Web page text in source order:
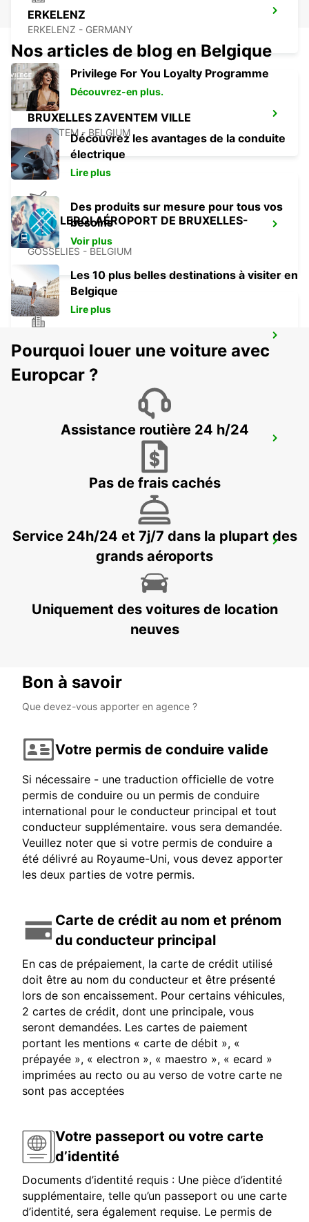
ERKELENZ
ERKELENZ - GERMANY
BRUXELLES ZAVENTEM VILLE
ZAVENTEM - BELGIUM
CHARLEROI AÉROPORT DE BRUXELLES-
SUD
GOSSELIES - BELGIUM
JUMET - BELGIUM
BRUXELLES AÉROPORT DE ZAVENTEM
KERPEN SINDORF
KERPEN SINDORF - GERMANY
Nos articles de blog en Belgique
Privilege For You Loyalty Programme
Découvrez-en plus.
Découvrez les avantages de la conduite
électrique
Lire plus
Des produits sur mesure pour tous vos
besoins
Voir plus
Les 10 plus belles destinations à visiter en
Belgique
Lire plus
Pourquoi louer une voiture avec
Europcar ?
Assistance routière 24 h/24
Pas de frais cachés
Service 24h/24 et 7j/7 dans la plupart des
grands aéroports
Uniquement des voitures de location
neuves
Bon à savoir
Que devez-vous apporter en agence ?
Votre permis de conduire valide
Si nécessaire - une traduction officielle de votre
permis de conduire ou un permis de conduire
international pour le conducteur principal et tout
conducteur supplémentaire. vous sera demandée.
Veuillez noter que si votre permis de conduire a
été délivré au Royaume-Uni, vous devez apporter
les deux parties de votre permis.
Carte de crédit au nom et prénom
du conducteur principal
En cas de prépaiement, la carte de crédit utilisé
doit être au nom du conducteur et être présenté
lors de son encaissement. Pour certains véhicules,
2 cartes de crédit, dont une principale, vous
seront demandées. Les cartes de paiement
portant les mentions « carte de débit », «
prépayée », « electron », « maestro », « ecard »
imprimées au recto ou au verso de votre carte ne
sont pas acceptées
Votre passeport ou votre carte
d’identité
Documents d’identité requis : Une pièce d’identité
supplémentaire, telle qu’un passeport ou une carte
d’identité, sera également requise. Le permis de